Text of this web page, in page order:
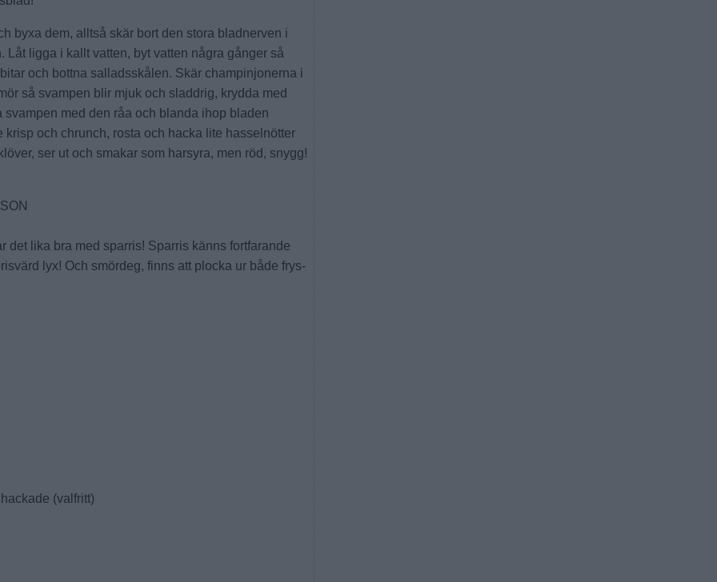
byxa dem, alltså skär bort den stora bladnerven i
Låt ligga i kallt vatten, byt vatten några gånger så
och bottna salladsskålen. Skär champinjonerna i
så svampen blir mjuk och sladdrig, krydda med
svampen med den råa och blanda ihop bladen
och chrunch, rosta och hacka lite hasselnötter
ser ut och smakar som harsyra, men röd, snygg!
det lika bra med sparris! Sparris känns fortfarande
lyx! Och smördeg, finns att plocka ur både frys-
(valfritt)